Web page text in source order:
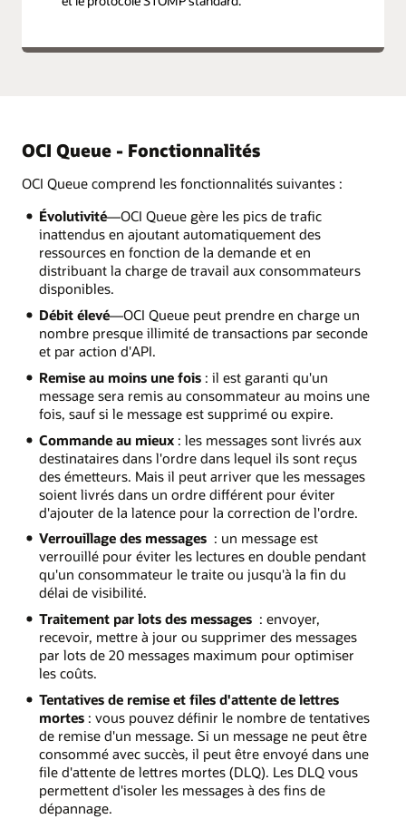
OCI Queue - Fonctionnalités
OCI Queue comprend les fonctionnalités suivantes :
Évolutivité—OCI Queue gère les pics de trafic
inattendus en ajoutant automatiquement des
ressources en fonction de la demande et en
distribuant la charge de travail aux consommateurs
disponibles.
Débit élevé—OCI Queue peut prendre en charge un
nombre presque illimité de transactions par seconde
et par action d'API.
Remise au moins une fois: il est garanti qu'un
message sera remis au consommateur au moins une
fois, sauf si le message est supprimé ou expire.
Commande au mieux: les messages sont livrés aux
destinataires dans l'ordre dans lequel ils sont reçus
des émetteurs. Mais il peut arriver que les messages
soient livrés dans un ordre différent pour éviter
d'ajouter de la latence pour la correction de l'ordre.
Verrouillage des messages : un message est
verrouillé pour éviter les lectures en double pendant
qu'un consommateur le traite ou jusqu'à la fin du
délai de visibilité.
Traitement par lots des messages : envoyer,
recevoir, mettre à jour ou supprimer des messages
par lots de 20 messages maximum pour optimiser
les coûts.
Tentatives de remise et files d'attente de lettres
mortes: vous pouvez définir le nombre de tentatives
de remise d'un message. Si un message ne peut être
consommé avec succès, il peut être envoyé dans une
file d'attente de lettres mortes (DLQ). Les DLQ vous
permettent d'isoler les messages à des fins de
dépannage.